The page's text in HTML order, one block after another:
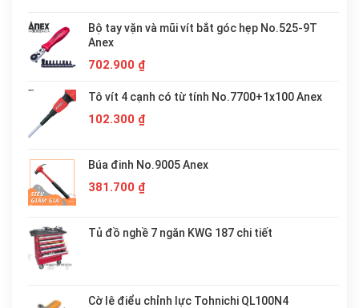
Bộ tay vặn và mũi vít bắt góc hẹp No.525-9T
Anex
702.900 ₫
Tô vít 4 cạnh có từ tính No.7700+1x100 Anex
102.300 ₫
Búa đinh No.9005 Anex
381.700 ₫
Tủ đồ nghề 7 ngăn KWG 187 chi tiết
Cờ lê điểu chỉnh lực Tohnichi QL100N4